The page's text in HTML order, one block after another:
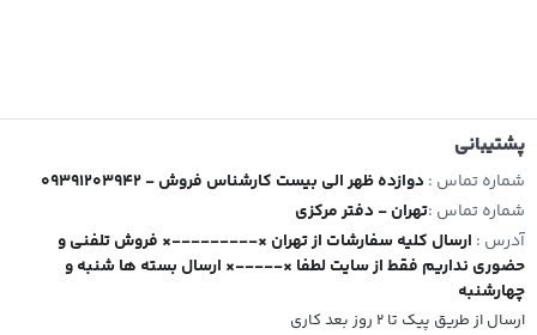
پشتیبانی
شماره تماس : 09391203942 - دوازده ظهر الی بیست کارشناس فروش
شماره تماس :تهران - دفتر مرکزی
آدرس : ارسال کلیه سفارشات از تهران ×---------× فروش تلفنی و
حضوری نداریم فقط از سایت لطفا ×-----× ارسال بسته ها شنبه و
چهارشنبه
ارسال از طریق پیک تا ۲ روز بعد کاری